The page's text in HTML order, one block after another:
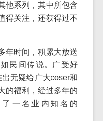
他系列，其中所包含
得关注，还获得过不
年时间，积累大放送
民间传说。广受好
无疑给广大coser和
的福利，经过多年的
一名业内知名的